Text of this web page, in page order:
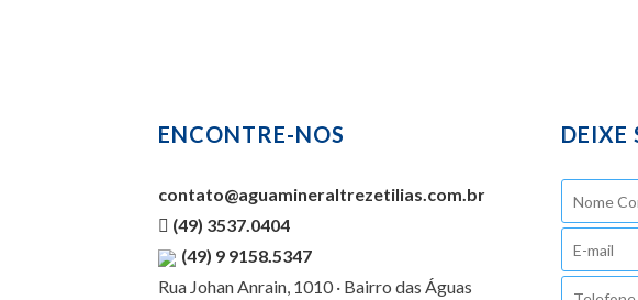
ENCONTRE-NOS
contato@aguamineraltrezetilias.com.br
(49) 3537.0404
(49) 9 9158.5347
Rua Johan Anrain, 1010 · Bairro das Águas
DEIXE